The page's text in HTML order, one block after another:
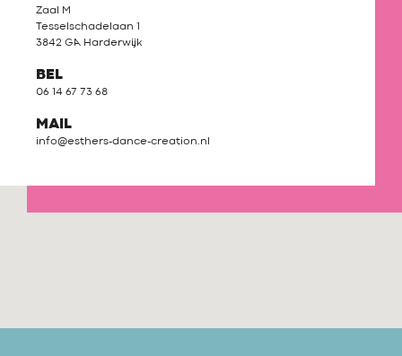
Zaal M
Tesselschadelaan 1
3842 GA Harderwijk
BEL
06 14 67 73 68
MAIL
info@esthers-dance-creation.nl